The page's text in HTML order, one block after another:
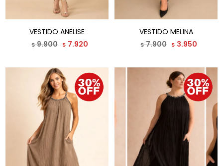
VESTIDO ANELISE
$9.900 $ 7.920
VESTIDO MELINA
$7.900 $ 3.950